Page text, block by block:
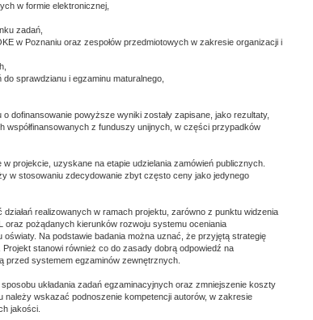
w formie elektronicznej,
zadań,
w Poznaniu oraz zespołów przedmiotowych w zakresie organizacji i
sprawdzianu i egzaminu maturalnego,
dofinansowanie powyższe wyniki zostały zapisane, jako rezultaty,
współfinansowanych z funduszy unijnych, w części przypadków
projekcie, uzyskane na etapie udzielania zamówień publicznych.
w stosowaniu zdecydowanie zbyt często ceny jako jedynego
realizowanych w ramach projektu, zarówno z punktu widzenia
oraz pożądanych kierunków rozwoju systemu oceniania
Na podstawie badania można uznać, że przyjętą strategię
stanowi również co do zasady dobrą odpowiedź na
przed systemem egzaminów zewnętrznych.
układania zadań egzaminacyjnych oraz zmniejszenie koszty
wskazać podnoszenie kompetencji autorów, w zakresie
jakości.